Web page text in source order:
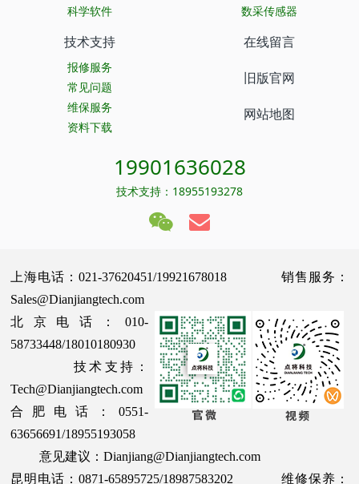
科学软件
数采传感器
技术支持
报修服务
常见问题
维保服务
资料下载
在线留言
旧版官网
网站地图
19901636028
技术支持：18955193278
上海电话：021-37620451/19921678018 销售服务：
Sales@Dianjiangtech.com
北京电话：010-
58733448/18010180930
技术支持：
Tech@Dianjiangtech.com
合肥电话：0551-
63656691/18955193058
意见建议：Dianjiang@Dianjiangtech.com
昆明电话：0871-65895725/18987583202 维修保养：